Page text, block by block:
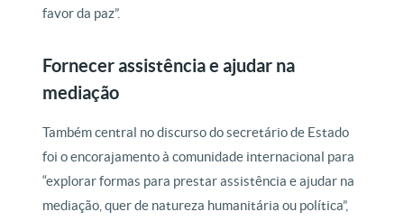
favor da paz”.
Fornecer assistência e ajudar na
mediação
Também central no discurso do secretário de Estado
foi o encorajamento à comunidade internacional para
“explorar formas para prestar assistência e ajudar na
mediação, quer de natureza humanitária ou política”,